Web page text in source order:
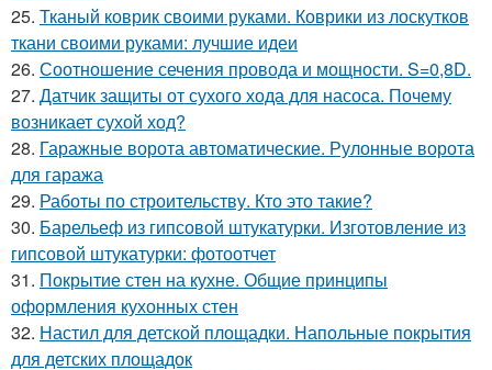
25. Тканый коврик своими руками. Коврики из лоскутков
ткани своими руками: лучшие идеи
26. Соотношение сечения провода и мощности. S=0,8D.
27. Датчик защиты от сухого хода для насоса. Почему
возникает сухой ход?
28. Гаражные ворота автоматические. Рулонные ворота
для гаража
29. Работы по строительству. Кто это такие?
30. Барельеф из гипсовой штукатурки. Изготовление из
гипсовой штукатурки: фотоотчет
31. Покрытие стен на кухне. Общие принципы
оформления кухонных стен
32. Настил для детской площадки. Напольные покрытия
для детских площадок